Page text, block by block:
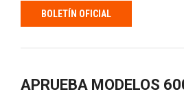
BOLETÍN OFICIAL
APRUEBA MODELOS